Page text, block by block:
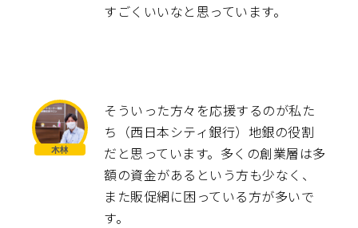
すごくいいなと思っています。
そういった方々を応援するのが私た
ち（西日本シティ銀行）地銀の役割
だと思っています。多くの創業層は多
額の資金があるという方も少なく、
また販促網に困っている方が多いで
す。